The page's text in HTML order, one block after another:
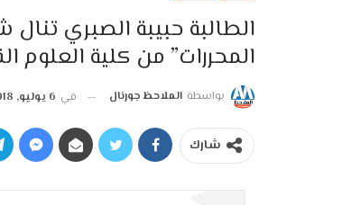
الطالبة حبيبة الصبري
المحررات” من كلية العلوم
بواسطة الملاحظ جورنال في 6 يوليو, 2018
شارك